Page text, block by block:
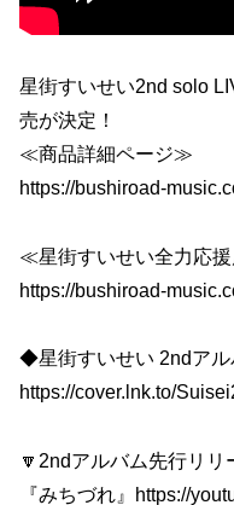
星街すいせい2nd solo
売が決定！
≪商品詳細ページ≫
https://bushiroad-
≪星街すいせい全力応
https://bushiroad-
◆星街すいせい 2ndアル
https://cover.lnk.to/
🔽2ndアルバム先行リリ
『みちづれ』https://